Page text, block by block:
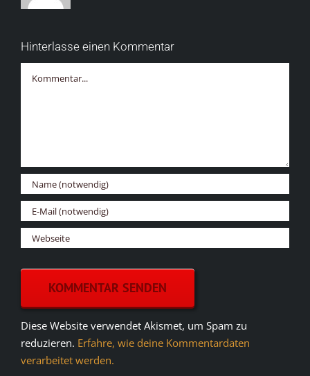
Hinterlasse einen Kommentar
Diese Website verwendet Akismet, um Spam zu
reduzieren. Erfahre, wie deine Kommentardaten
verarbeitet werden.